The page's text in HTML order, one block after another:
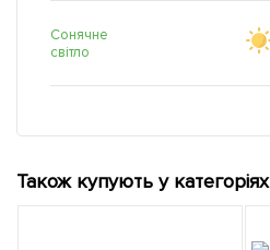
Сонячне
світло
Також купують у категоріях